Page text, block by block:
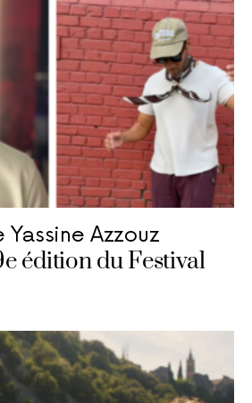
Yassine Azzouz
édition du Festival